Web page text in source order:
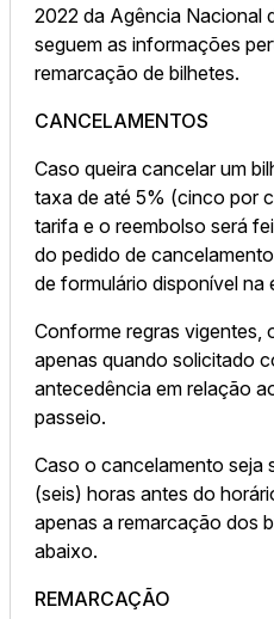
2022 da Agência Nacional
seguem as informações
remarcação de bilhetes.
CANCELAMENTOS
Caso queira cancelar um
taxa de até 5% (cinco por
tarifa e o reembolso será
do pedido de
de formulário disponível na
Conforme regras vigentes,
apenas quando solicitado
antecedência em relação
passeio.
Caso o cancelamento seja
(seis) horas antes do
apenas a remarcação dos
abaixo.
REMARCAÇÃO